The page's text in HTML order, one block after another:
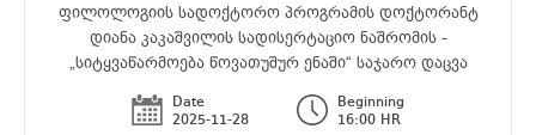
ფილოლოგიის სადოქტორო პროგრამის დოქტორანტ
დიანა კაკაშვილის სადისერტაციო ნაშრომის -
„სიტყვაწარმოება წოვათუშურ ენაში“ საჯარო დაცვა
Date
2025-11-28
Beginning
16:00 HR